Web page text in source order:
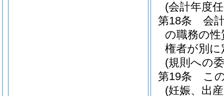
(会計年度
第18条
会
の職務の
権者が別
(規則への
第19条
こ
(妊娠、出